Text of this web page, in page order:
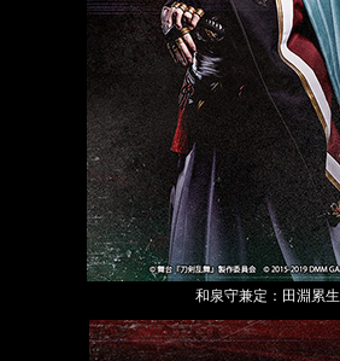
和泉守兼定：田淵累生